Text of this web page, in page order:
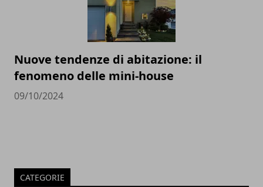
Nuove tendenze di abitazione: il
fenomeno delle mini-house
09/10/2024
CATEGORIE